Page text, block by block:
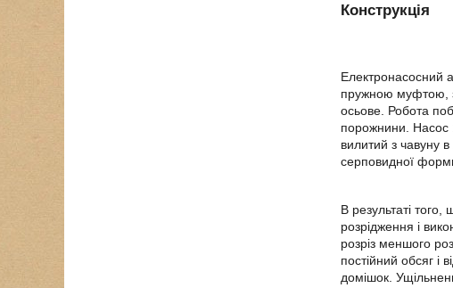
Конструкція
Електронасосний
пружною муфтою,
осьове. Робота
порожнини. Насос
вилитий з чавуну
серповидної
В результаті
розрідження і
розріз меншого
постійний обсяг і
домішок.